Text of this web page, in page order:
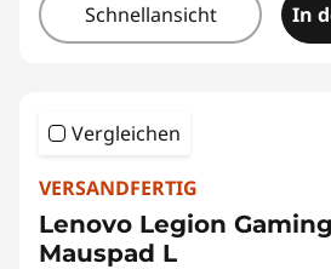
Schnellansicht In
Vergleichen
VERSANDFERTIG
Lenovo Legion
Mauspad L